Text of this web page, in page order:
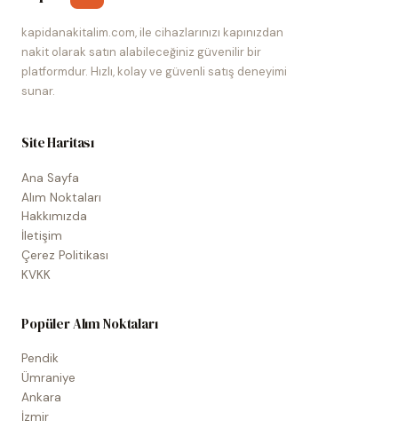
kapidanakitalim.com, ile cihazlarınızı kapınızdan
nakit olarak satın alabileceğiniz güvenilir bir
platformdur. Hızlı, kolay ve güvenli satış deneyimi
sunar.
Site Haritası
Ana Sayfa
Alım Noktaları
Hakkımızda
İletişim
Çerez Politikası
KVKK
Popüler Alım Noktaları
Pendik
Ümraniye
Ankara
İzmir